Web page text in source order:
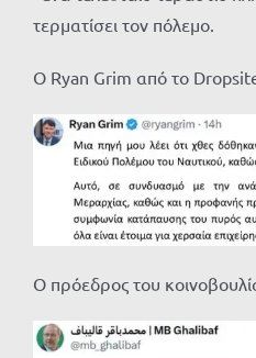
τερματίσει τον πόλεμο.
Ο Ryan Grim από το
Ο πρόεδρος του